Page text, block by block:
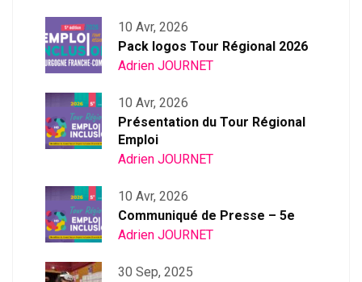
10 Avr, 2026
Pack logos Tour Régional 2026
Adrien JOURNET
10 Avr, 2026
Présentation du Tour Régional
Emploi
Adrien JOURNET
10 Avr, 2026
Communiqué de Presse – 5e
Adrien JOURNET
30 Sep, 2025